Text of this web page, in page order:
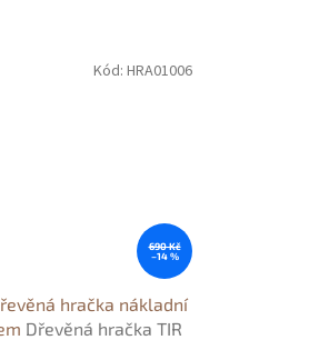
690 Kč
–14 %
hračka nákladní
Dřevěná hračka TIR
Kód: HRA01006